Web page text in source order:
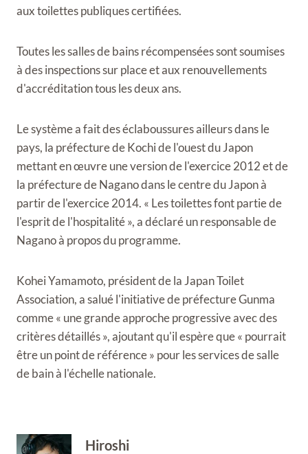
aux toilettes publiques certifiées.
Toutes les salles de bains récompensées sont soumises
à des inspections sur place et aux renouvellements
d'accréditation tous les deux ans.
Le système a fait des éclaboussures ailleurs dans le
pays, la préfecture de Kochi de l'ouest du Japon
mettant en œuvre une version de l'exercice 2012 et de
la préfecture de Nagano dans le centre du Japon à
partir de l'exercice 2014. « Les toilettes font partie de
l'esprit de l'hospitalité », a déclaré un responsable de
Nagano à propos du programme.
Kohei Yamamoto, président de la Japan Toilet
Association, a salué l'initiative de préfecture Gunma
comme « une grande approche progressive avec des
critères détaillés », ajoutant qu'il espère que « pourrait
être un point de référence » pour les services de salle
de bain à l'échelle nationale.
Hiroshi